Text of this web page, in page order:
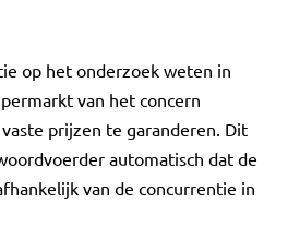
op het onderzoek weten in
van het concern
prijzen te garanderen. Dit
automatisch dat de
van de concurrentie in